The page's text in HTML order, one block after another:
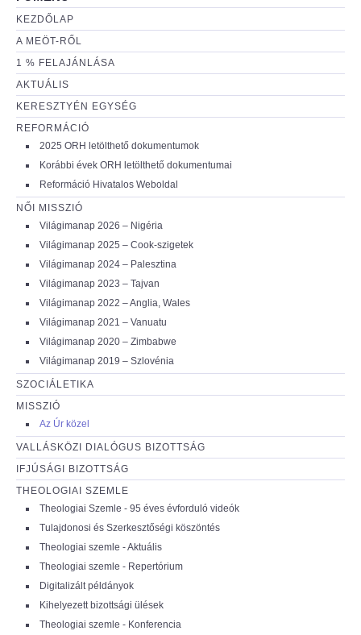
KEZDŐLAP
A MEÖT-RŐL
1 % FELAJÁNLÁSA
AKTUÁLIS
KERESZTYÉN EGYSÉG
REFORMÁCIÓ
2025 ORH letölthető dokumentumok
Korábbi évek ORH letölthető dokumentumai
Reformáció Hivatalos Weboldal
NŐI MISSZIÓ
Világimanap 2026 – Nigéria
Világimanap 2025 – Cook-szigetek
Világimanap 2024 – Palesztina
Világimanap 2023 – Tajvan
Világimanap 2022 – Anglia, Wales
Világimanap 2021 – Vanuatu
Világimanap 2020 – Zimbabwe
Világimanap 2019 – Szlovénia
SZOCIÁLETIKA
MISSZIÓ
Az Úr közel
VALLÁSKÖZI DIALÓGUS BIZOTTSÁG
IFJÚSÁGI BIZOTTSÁG
THEOLOGIAI SZEMLE
Theologiai Szemle - 95 éves évforduló videók
Tulajdonosi és Szerkesztőségi köszöntés
Theologiai szemle - Aktuális
Theologiai szemle - Repertórium
Digitalizált példányok
Kihelyezett bizottsági ülések
Theologiai szemle - Konferencia